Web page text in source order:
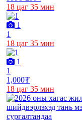
18 цаг 35 мин
1
1
18 цаг 35 мин
1
1
1,000₮
18 цаг 35 мин